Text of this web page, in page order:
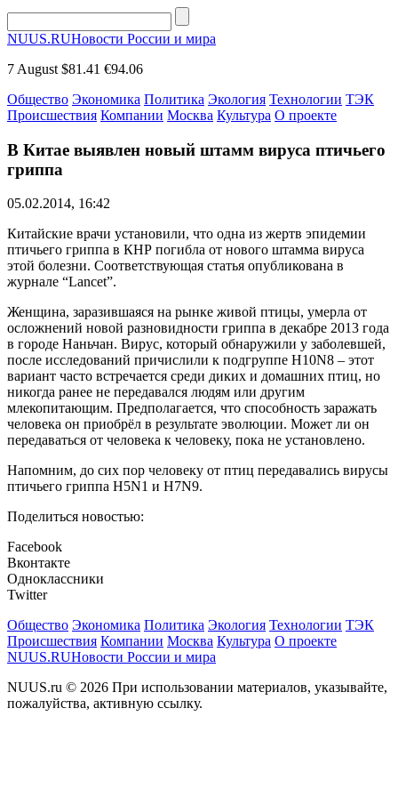
NUUS.RUНовости России и мира
7 August $81.41 €94.06
Общество Экономика Политика Экология Технологии ТЭК
Происшествия Компании Москва Культура О проекте
В Китае выявлен новый штамм вируса птичьего
гриппа
05.02.2014, 16:42
Китайские врачи установили, что одна из жертв эпидемии
птичьего гриппа в КНР погибла от нового штамма вируса
этой болезни. Соответствующая статья опубликована в
журнале “Lancet”.
Женщина, заразившаяся на рынке живой птицы, умерла от
осложнений новой разновидности гриппа в декабре 2013 года
в городе Наньчан. Вирус, который обнаружили у заболевшей,
после исследований причислили к подгруппе H10N8 – этот
вариант часто встречается среди диких и домашних птиц, но
никогда ранее не передавался людям или другим
млекопитающим. Предполагается, что способность заражать
человека он приобрёл в результате эволюции. Может ли он
передаваться от человека к человеку, пока не установлено.
Напомним, до сих пор человеку от птиц передавались вирусы
птичьего гриппа H5N1 и H7N9.
Поделиться новостью:
Facebook
Вконтакте
Одноклассники
Twitter
Общество Экономика Политика Экология Технологии ТЭК
Происшествия Компании Москва Культура О проекте
NUUS.RUНовости России и мира
NUUS.ru © 2026 При использовании материалов, указывайте,
пожалуйства, активную ссылку.